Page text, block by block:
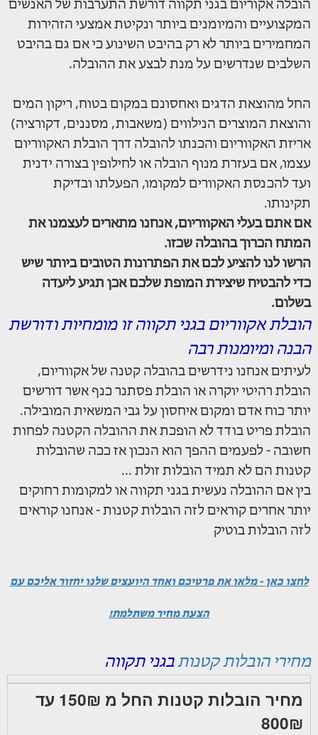
הובלה אקוריום בגני תקווה דורשת התערבות של האנשים
המקצועיים והמיומנים ביותר ונקיטת אמצעי הזהירות
המחמירים ביותר לא רק בהיבט השינוע כי אם גם בהיבט
השלבים שנדרשים על מנת לבצע את ההובלה.
החל מהוצאת הדגים ואחסונם במקום בטוח, ריקון המים
והוצאת המוצרים הנילווים (משאבות, מסננים, דקורציה)
אריזת האקווריום והכנתו להובלה דרך הובלת האקווריום
עצמו, אם בעזרת מנוף הובלה או לחילופין בצורה ידנית
ועד להכנסת האקוורים למקומו, הפעלתו ובדיקת
תקינותו.
אם אתם בעלי האקווריום, אנחנו מתארים לעצמנו את
המתח הכרוך בהובלה שכזו.
הרשו לנו להציע לכם את הפתרונות הטובים ביותר שיש
כדי להבטיח שיצירת המופת שלכם אכן תגיע ליעדה
בשלום.
הובלת אקווריום בגני תקווה זו מומחיות ודורשת
הבנה ומיומנות רבה
לעיתים אנחנו נידרשים בהובלה קטנה של אקווריום,
הובלת רהיטי יוקרה או הובלת פסתנר כנף אשר דורשים
יותר כוח אדם ומקום איחסון על גבי המשאית המובילה.
הובלת פריט בודד לא הופכת את ההובלה הקטנה לפחות
חשובה - לפעמים ההפך הוא הנכון אז ככה שהובלות
קטנות הם לא תמיד הובלות זולת ...
בין אם ההובלה נעשית בגני תקווה או למקומות רחוקים
יותר אחרים קוראים לזה הובלות קטנות - אנחנו קוראים
לזה הובלות בוטיק
לחצו כאן - מלאו את פרטיכם ואחד היועצים שלנו יחזור אליכם עם
הצעת מחיר משתלמת!
מחירי הובלות קטנותבגני תקווה
מחיר הובלות קטנות החל מ 150₪ עד
800₪